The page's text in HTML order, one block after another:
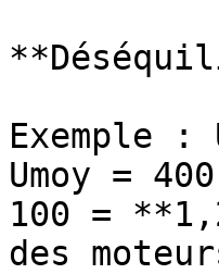
Exemple :
Umoy =
100 =
des